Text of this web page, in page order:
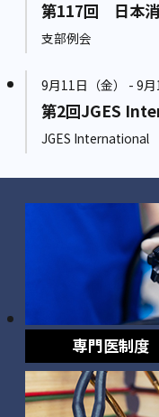
第117回 日本消
支部例会
9月11日（金） - 9
第2回JGES
JGES International
専門医制度